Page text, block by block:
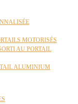
MOTORISÉS
AU PORTAIL
ALUMINIUM